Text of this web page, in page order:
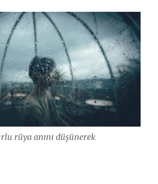
rüya anını düşünerek